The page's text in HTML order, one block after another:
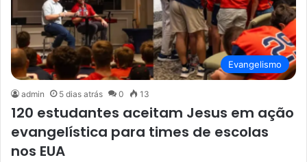
Evangelismo
admin 5 dias atrás 0 13
120 estudantes aceitam Jesus em ação
evangelística para times de escolas
nos EUA